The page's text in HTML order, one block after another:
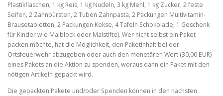
Plastikflaschen, 1 kg Reis, 1 kg Nudeln, 3 kg Mehl, 1 kg Zucker, 2 feste
Seifen, 2 Zahnbürsten, 2 Tuben Zahnpasta, 2 Packungen Multivitamin-
Brausetabletten, 2 Packungen Kekse, 4 Tafeln Schokolade, 1 Geschenk
für Kinder wie Malblock oder Malstifte). Wer nicht selbst ein Paket
packen möchte, hat die Möglichkeit, den Paketinhalt bei der
Ortsfeuerwehr abzugeben oder auch den monetären Wert (30,00 EUR)
eines Pakets an die Aktion zu spenden, woraus dann ein Paket mit den
nötigen Artikeln gepackt wird.
Die gepackten Pakete und/oder Spenden können in den nächsten